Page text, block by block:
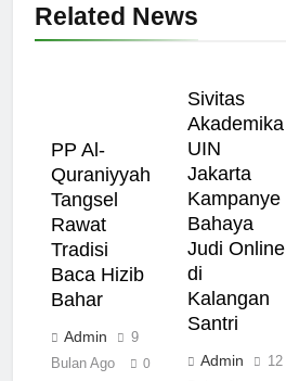
Related News
PP Al-
Quraniyyah
Tangsel
Rawat
Tradisi
Baca Hizib
Bahar
Admin
9
Bulan Ago
0
Sivitas
Akademika
UIN
Jakarta
Kampanye
Bahaya
Judi Online
di
Kalangan
Santri
Admin
12